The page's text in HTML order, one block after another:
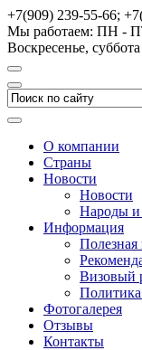
+7(909) 239-55-66;
Мы работаем: ПН -
Воскресенье,
О компании
Страны
Новости
Новости
Народы
Информация
Визовый
Фотогалерея
Отзывы
Контакты